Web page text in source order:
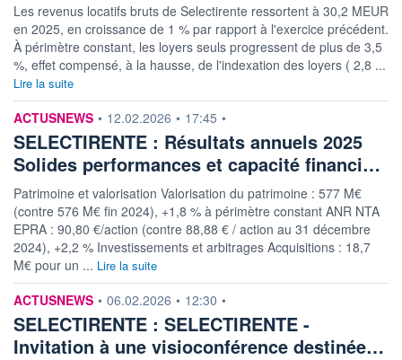
Les revenus locatifs bruts de Selectirente ressortent à 30,2 MEUR
en 2025, en croissance de 1 % par rapport à l'exercice précédent.
À périmètre constant, les loyers seuls progressent de plus de 3,5
%, effet compensé, à la hausse, de l'indexation des loyers ( 2,8 ...
Lire la suite
information fournie par
ACTUSNEWS • 12.02.2026 • 17:45 •
SELECTIRENTE : Résultats annuels 2025
Solides performances et capacité financi…
Patrimoine et valorisation Valorisation du patrimoine : 577 M€
(contre 576 M€ fin 2024), +1,8 % à périmètre constant ANR NTA
EPRA : 90,80 €/action (contre 88,88 € / action au 31 décembre
2024), +2,2 % Investissements et arbitrages Acquisitions : 18,7
M€ pour un ... Lire la suite
information fournie par
ACTUSNEWS • 06.02.2026 • 12:30 •
SELECTIRENTE : SELECTIRENTE -
Invitation à une visioconférence destinée…